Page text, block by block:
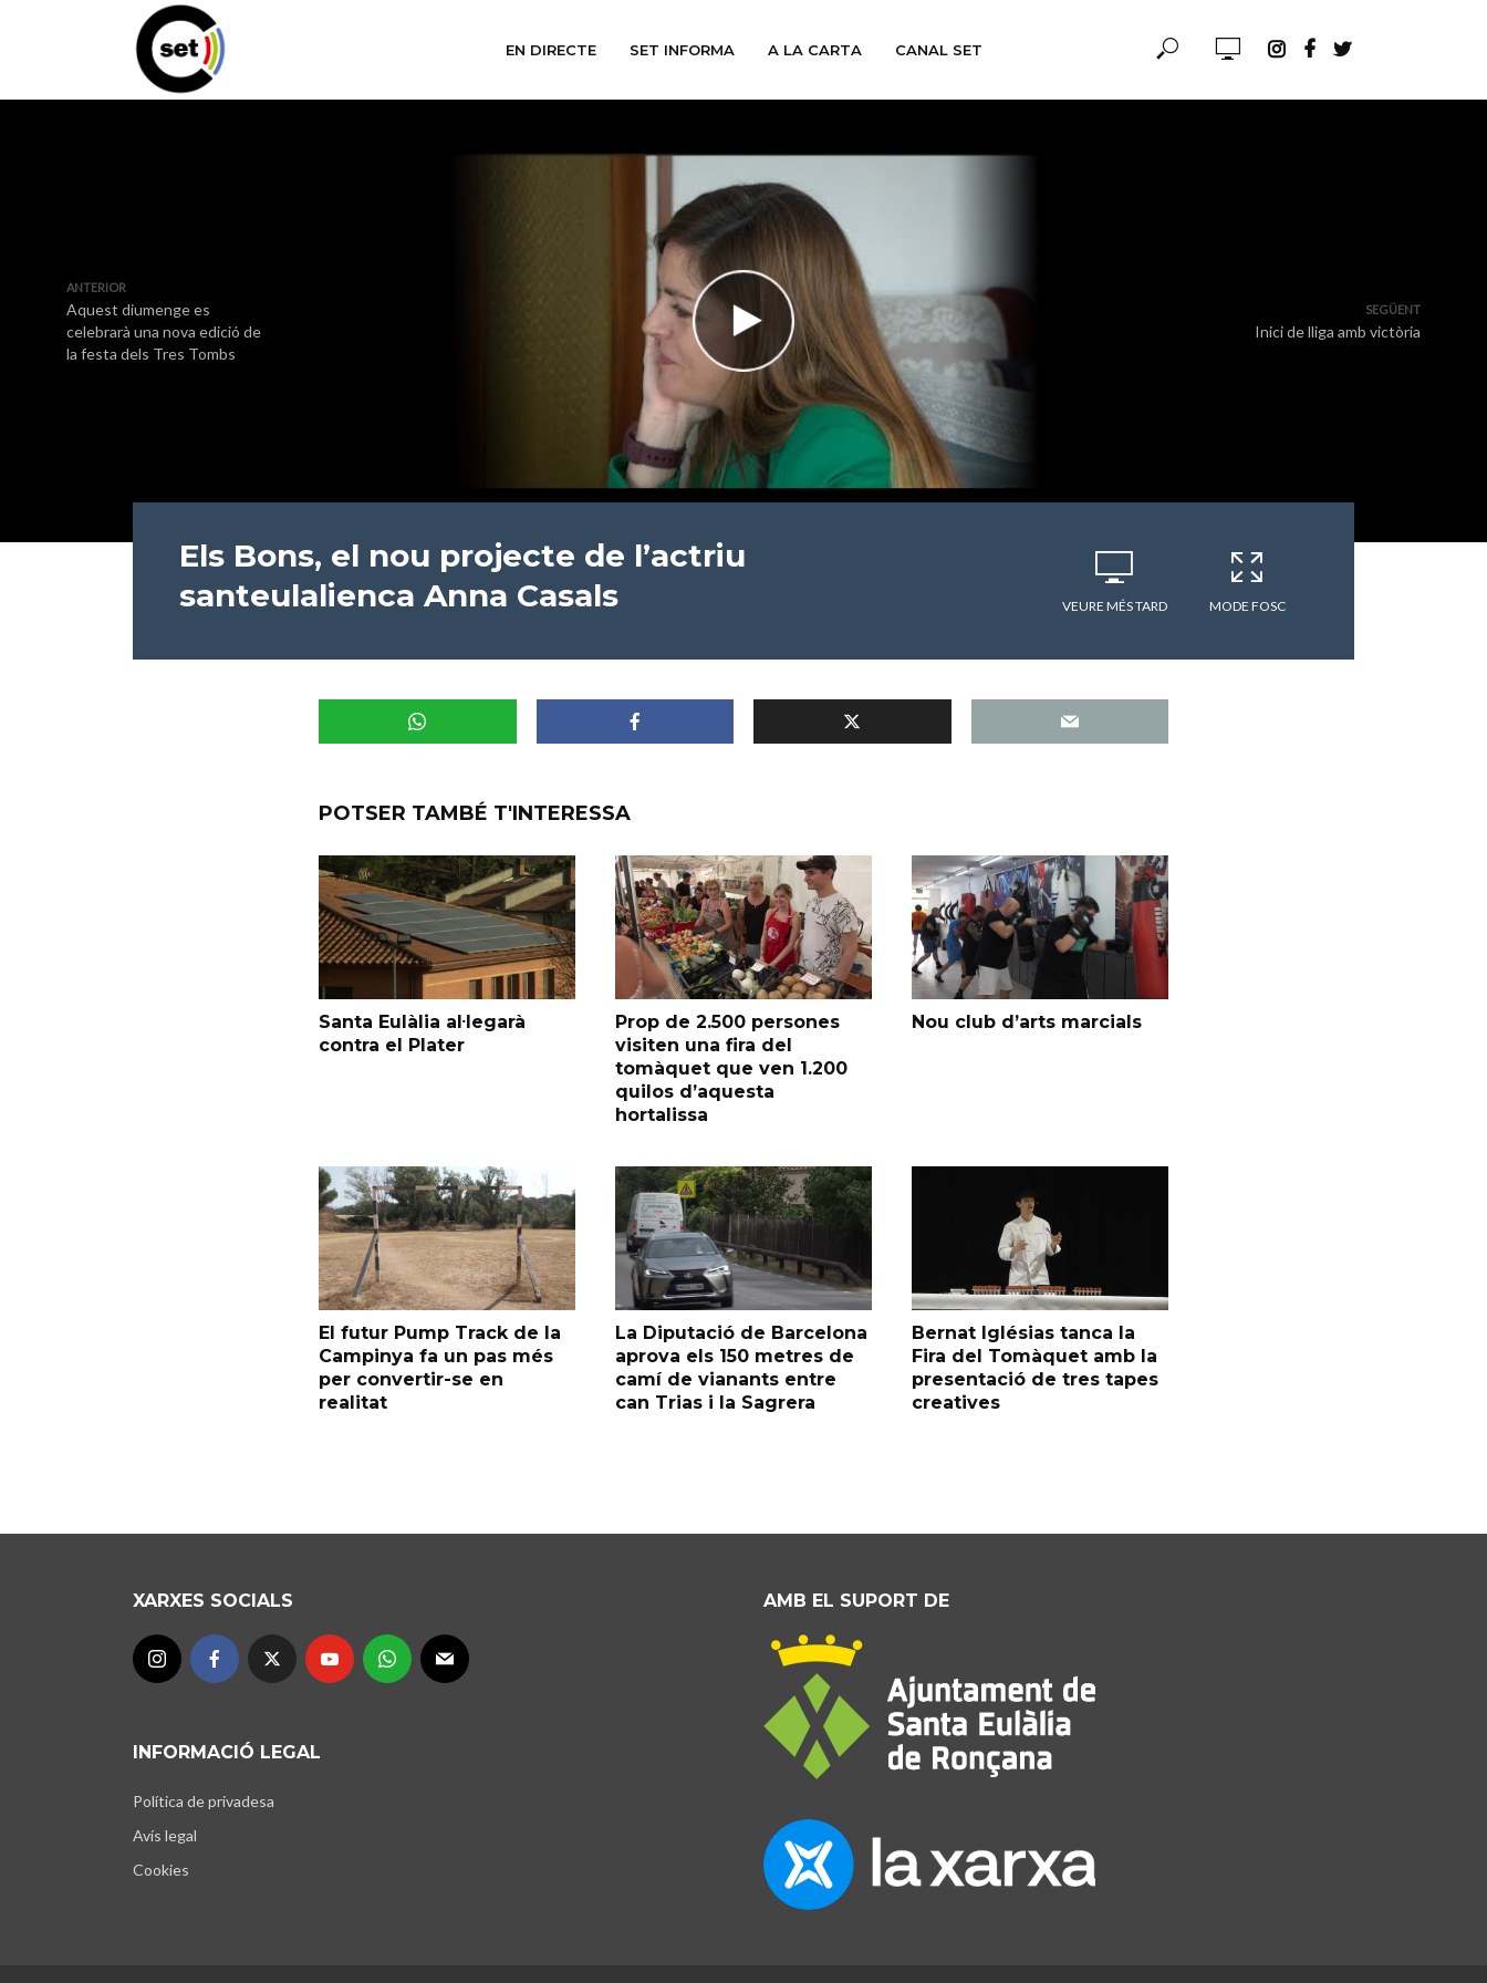
EN DIRECTE SET INFORMA A LA CARTA CANAL SET
ANTERIOR
Aquest diumenge es
celebrarà una nova edició de
la festa dels Tres Tombs
SEGÜENT
Inici de lliga amb victòria
Els Bons, el nou projecte de l’actriu
santeulalienca Anna Casals
VEURE MÉS TARD MODE FOSC
POTSER TAMBÉ T'INTERESSA
Santa Eulàlia al·legarà
contra el Plater
Prop de 2.500 persones
visiten una fira del
tomàquet que ven 1.200
quilos d’aquesta
hortalissa
Nou club d’arts marcials
El futur Pump Track de la
Campinya fa un pas més
per convertir-se en
realitat
La Diputació de Barcelona
aprova els 150 metres de
camí de vianants entre
can Trias i la Sagrera
Bernat Iglésias tanca la
Fira del Tomàquet amb la
presentació de tres tapes
creatives
XARXES SOCIALS
INFORMACIÓ LEGAL
Política de privadesa
Avís legal
Cookies
AMB EL SUPORT DE